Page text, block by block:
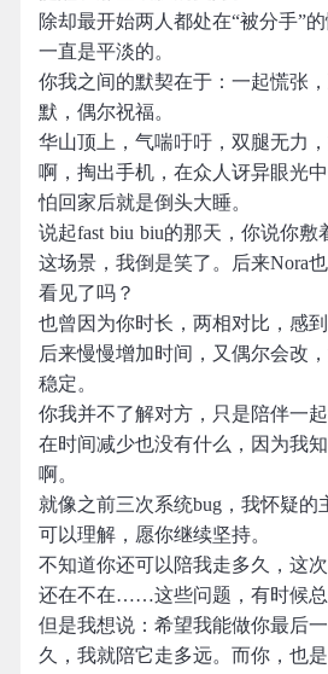
除却最开始两人都处在“被分手”
一直是平淡的。
你我之间的默契在于：一起慌张
默，偶尔祝福。
华山顶上，气喘吁吁，双腿无力
啊，掏出手机，在众人讶异眼光
怕回家后就是倒头大睡。
说起fast biu biu的那天，你说你敷
这场景，我倒是笑了。后来Nora
看见了吗？
也曾因为你时长，两相对比，感到
后来慢慢增加时间，又偶尔会改
稳定。
你我并不了解对方，只是陪伴一
在时间减少也没有什么，因为我
啊。
就像之前三次系统bug，我怀疑的
可以理解，愿你继续坚持。
不知道你还可以陪我走多久，这
还在不在……这些问题，有时候总
但是我想说：希望我能做你最后
久，我就陪它走多远。而你，也